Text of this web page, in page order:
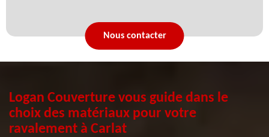
Nous contacter
Logan Couverture vous guide dans le
choix des matériaux pour votre
ravalement à Carlat